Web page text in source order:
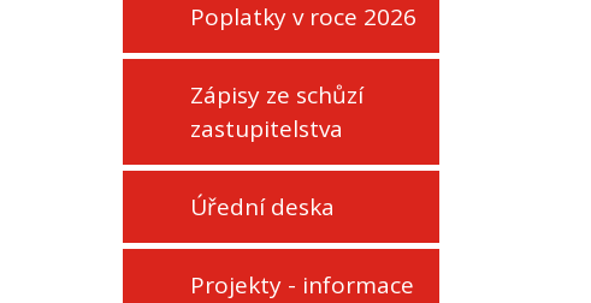
Poplatky v roce 2026
Zápisy ze schůzí
zastupitelstva
Úřední deska
Projekty - informace